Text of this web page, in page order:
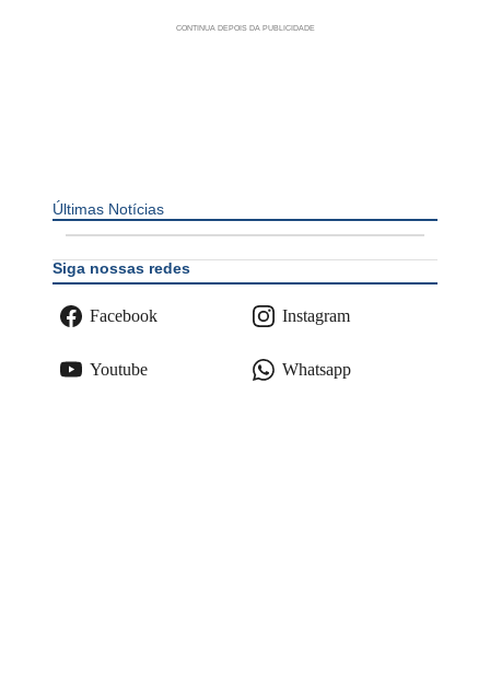
Últimas Notícias
Siga nossas redes
Facebook Instagram
Youtube Whatsapp